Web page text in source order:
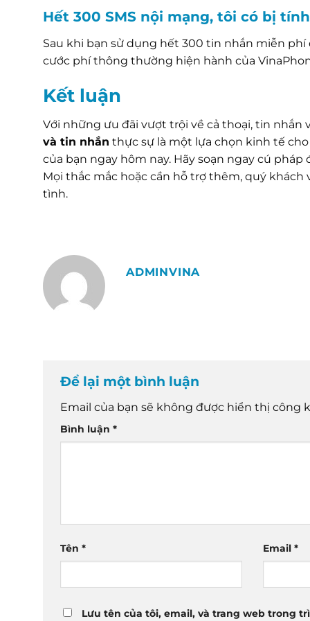
Hết 300 SMS nội mạng, tôi có bị
Sau khi bạn sử dụng hết 300 tin nhắn miễn
cước phí thông thường hiện hành của
Kết luận
Với những ưu đãi vượt trội về cả thoại, tin nhắn
và tin nhắn thực sự là một lựa chọn kinh tế
của bạn ngay hôm nay. Hãy soạn ngay cú
Mọi thắc mắc hoặc cần hỗ trợ thêm, quý
tình.
ADMINVINA
Để lại một bình luận
Email của bạn sẽ không được hiển thị công
Bình luận *
Tên * Email*
Lưu tên của tôi, email, và trang web trong